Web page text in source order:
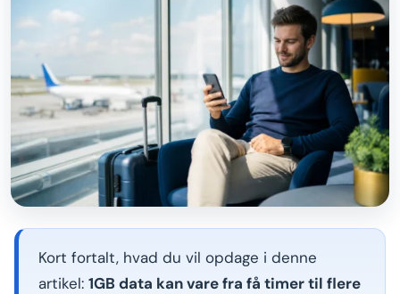
Kort fortalt, hvad du vil opdage i denne
artikel: 1GB data kan vare fra få timer til flere